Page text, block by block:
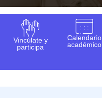
Vincúlate y
participa
Calendario
académico